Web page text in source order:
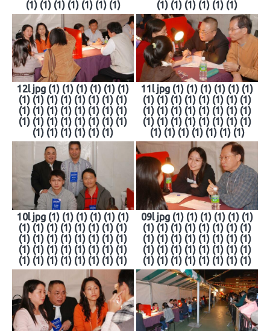
(1) (1) (1) (1) (1) (1) (1) (1) (1) (1) (1) (1) (1)
12l jpg (1) (1) (1) (1) (1) (1)
(1) (1) (1) (1) (1) (1) (1) (1)
(1) (1) (1) (1) (1) (1) (1) (1)
(1) (1) (1) (1) (1) (1) (1) (1)
(1) (1) (1) (1) (1) (1)
11l jpg (1) (1) (1) (1) (1) (1)
(1) (1) (1) (1) (1) (1) (1) (1)
(1) (1) (1) (1) (1) (1) (1) (1)
(1) (1) (1) (1) (1) (1) (1) (1)
(1) (1) (1) (1) (1) (1) (1)
10l jpg (1) (1) (1) (1) (1) (1)
(1) (1) (1) (1) (1) (1) (1) (1)
(1) (1) (1) (1) (1) (1) (1) (1)
(1) (1) (1) (1) (1) (1) (1) (1)
(1) (1) (1) (1) (1) (1) (1) (1)
09l jpg (1) (1) (1) (1) (1) (1)
(1) (1) (1) (1) (1) (1) (1) (1)
(1) (1) (1) (1) (1) (1) (1) (1)
(1) (1) (1) (1) (1) (1) (1) (1)
(1) (1) (1) (1) (1) (1) (1) (1)